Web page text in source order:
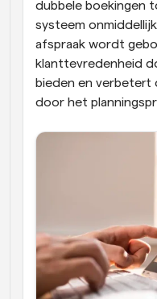
dubbele boekingen
systeem
afspraak wordt
klanttevredenheid
bieden en
door het